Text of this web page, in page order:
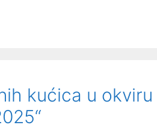
kućica u okviru